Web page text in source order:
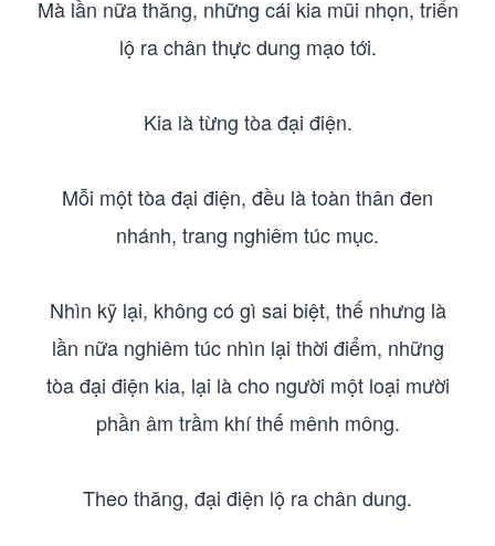
Mà lần nữa thăng, những cái kia mũi nhọn, triển
lộ ra chân thực dung mạo tới.
Kia là từng tòa đại điện.
Mỗi một tòa đại điện, đều là toàn thân đen
nhánh, trang nghiêm túc mục.
Nhìn kỹ lại, không có gì sai biệt, thế nhưng là
lần nữa nghiêm túc nhìn lại thời điểm, những
tòa đại điện kia, lại là cho người một loại mười
phần âm trầm khí thế mênh mông.
Theo thăng, đại điện lộ ra chân dung.